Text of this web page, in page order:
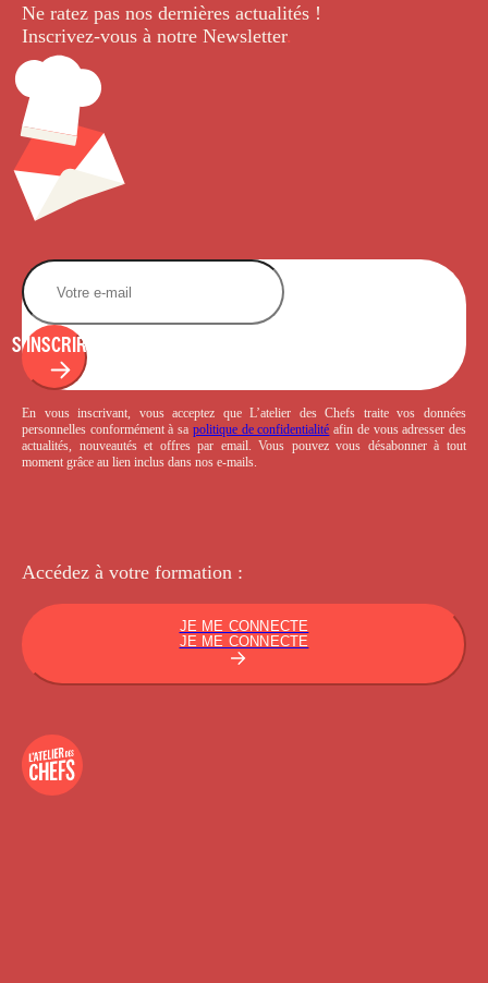
Ne ratez pas nos dernières actualités !
Inscrivez-vous à notre Newsletter.
S'INSCRIRE
En vous inscrivant, vous acceptez que L’atelier des Chefs traite vos données
personnelles conformément à sa politique de confidentialité afin de vous adresser des
actualités, nouveautés et offres par email. Vous pouvez vous désabonner à tout
moment grâce au lien inclus dans nos e-mails.
Accédez à votre formation :
JE ME CONNECTE
JE ME CONNECTE